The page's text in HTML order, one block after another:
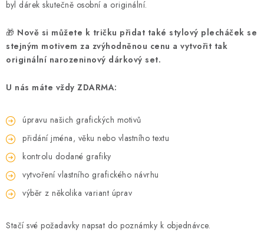
byl dárek skutečně osobní a originální.
🎁 Nově si můžete k tričku přidat také stylový plecháček se
stejným motivem za zvýhodněnou cenu a vytvořit tak
originální narozeninový dárkový set.
U nás máte vždy ZDARMA:
úpravu našich grafických motivů
přidání jména, věku nebo vlastního textu
kontrolu dodané grafiky
vytvoření vlastního grafického návrhu
výběr z několika variant úprav
Stačí své požadavky napsat do poznámky k objednávce.